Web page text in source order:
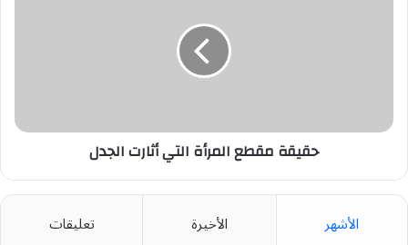
حقيقة مقطع المرأة التي أثارت الجدل
الأشهر الأخيرة تعليقات